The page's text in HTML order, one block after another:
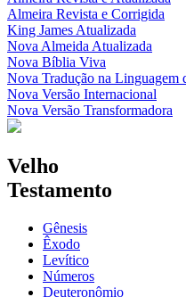
Almeira Revista e Corrigida
King James Atualizada
Nova Almeida Atualizada
Nova Bíblia Viva
Nova Tradução na Linguagem
Nova Versão Internacional
Nova Versão Transformadora
Velho
Testamento
Gênesis
Êxodo
Levítico
Números
Deuteronômio